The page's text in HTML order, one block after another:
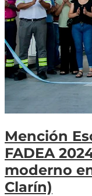
Mención
FADEA
moderno
Clarín)